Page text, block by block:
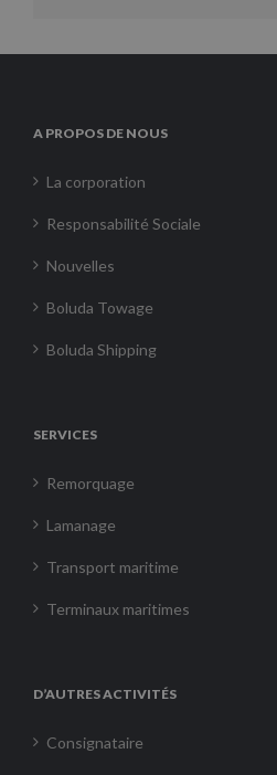
A PROPOS DE NOUS
La corporation
Responsabilité Sociale
Nouvelles
Boluda Towage
Boluda Shipping
SERVICES
Remorquage
Lamanage
Transport maritime
Terminaux maritimes
D’AUTRES ACTIVITÉS
Consignataire